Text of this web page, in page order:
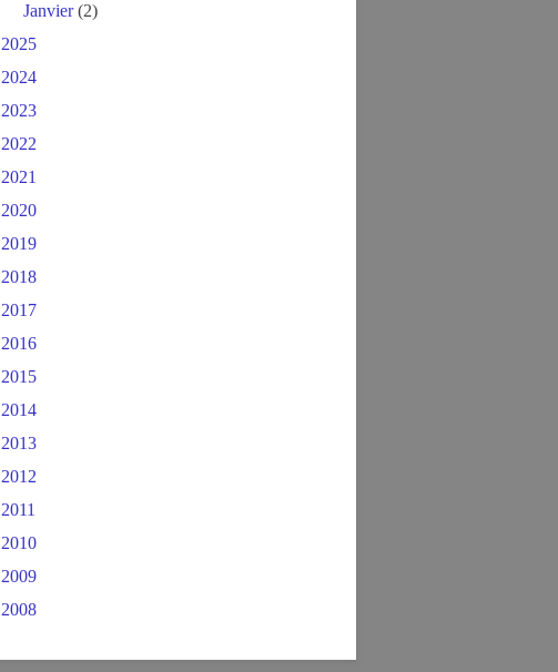
Janvier(2)
2025
2024
2023
2022
2021
2020
2019
2018
2017
2016
2015
2014
2013
2012
2011
2010
2009
2008